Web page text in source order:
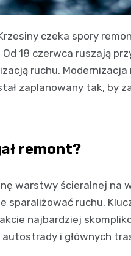
czeka spory
18 czerwca ruszają
ruchu.
zaplanowany tak, by
remont?
warstwy ścieralnej na
sparaliżować ruchu.
najbardziej
i głównych